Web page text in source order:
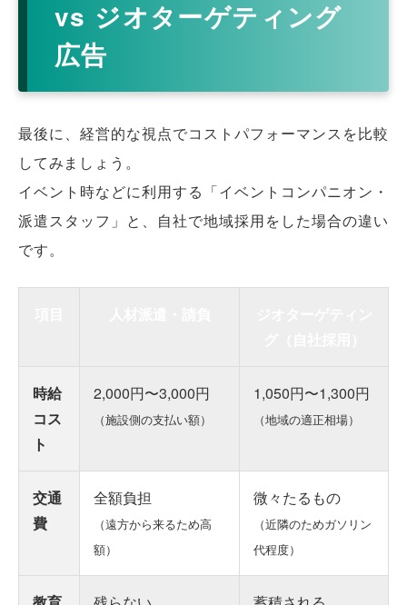
vs ジオターゲティング
広告
最後に、経営的な視点でコストパフォーマンスを比較
してみましょう。
イベント時などに利用する「イベントコンパニオン・
派遣スタッフ」と、自社で地域採用をした場合の違い
です。
時給
コス
ト
2,000円〜3,000円
（施設側の支払い額）
1,050円〜1,300円
（地域の適正相場）
交通
費
全額負担
（遠方から来るため高
額）
微々たるもの
（近隣のためガソリン
代程度）